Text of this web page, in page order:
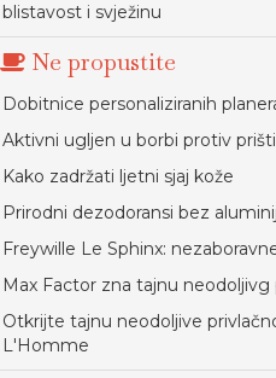
blistavost i svježinu
Ne propustite
Dobitnice personaliziranih
Aktivni ugljen u borbi protiv
Kako zadržati ljetni sjaj kože
Prirodni dezodoransi bez
Freywille Le Sphinx:
Max Factor zna tajnu neodoljivg
Otkrijte tajnu neodoljive
L'Homme